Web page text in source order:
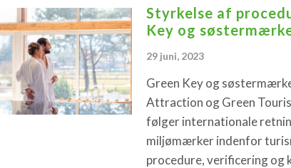
Styrkelse af
Key og
29 juni, 2023
Green Key og
Attraction og Green
følger internationale
miljømærker indenfor
procedure, verificering og